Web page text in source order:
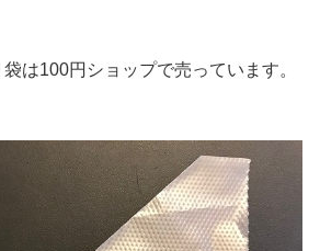
は100円ショップで売っています。